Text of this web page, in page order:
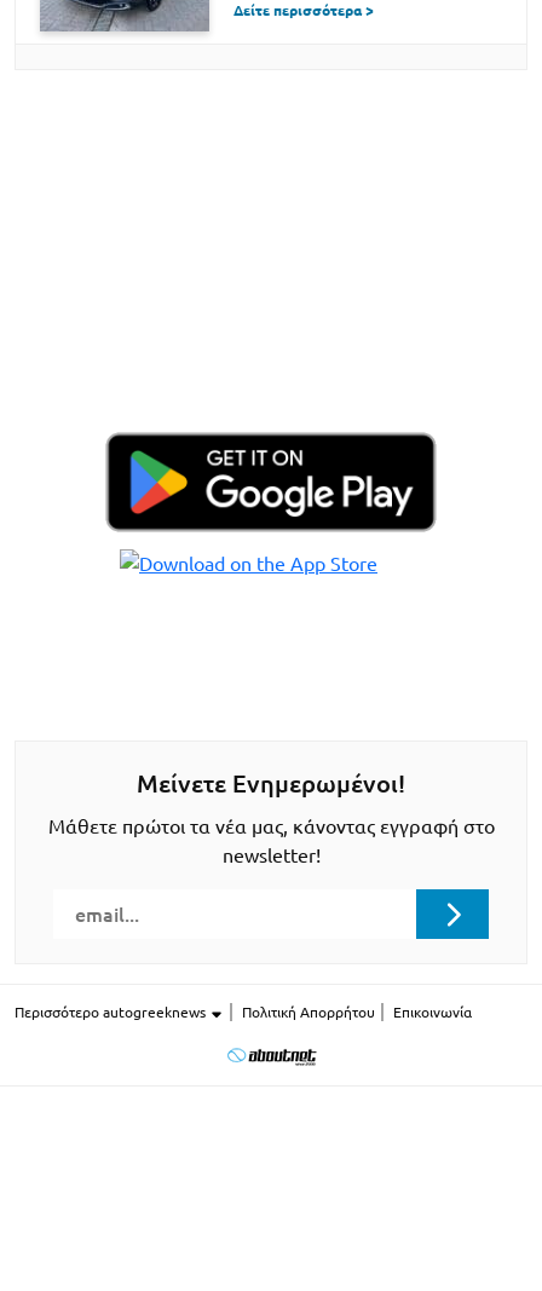
Δείτε περισσότερα >
Μείνετε Ενημερωμένοι!
Μάθετε πρώτοι τα νέα μας, κάνοντας εγγραφή στο
newsletter!
Περισσότερο autogreeknews Πολιτική Απορρήτου Επικοινωνία